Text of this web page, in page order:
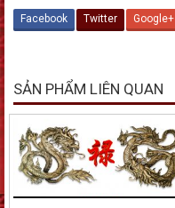
Facebook Twitter Google+
SẢN PHẨM LIÊN QUAN